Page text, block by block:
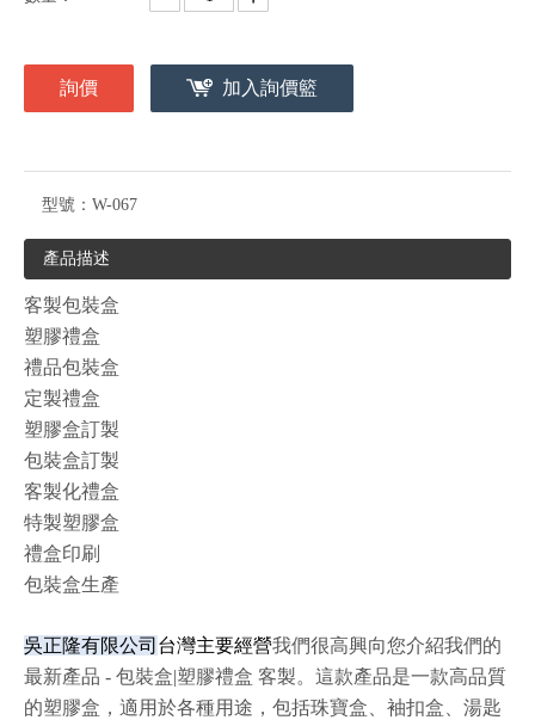
詢價 加入詢價籃
型號： W-067
產品描述
客製包裝盒
塑膠禮盒
禮品包裝盒
定製禮盒
塑膠盒訂製
包裝盒訂製
客製化禮盒
特製塑膠盒
禮盒印刷
包裝盒生產
吳正隆有限公司 台灣主要經營我們很高興向您介紹我們的
最新產品 - 包裝盒|塑膠禮盒 客製。這款產品是一款高品質
的塑膠盒，適用於各種用途，包括珠寶盒、袖扣盒、湯匙